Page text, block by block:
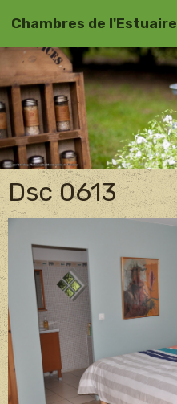
Chambres de l'Estuaire
Dsc 0613